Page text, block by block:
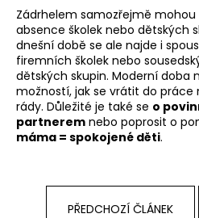
Zádrhelem samozřejmě
absence školek nebo dětských
dnešní době se ale najde i
firemních školek nebo
dětských skupin. Moderní doba
možností, jak se vrátit do
rády. Důležité je také se o
partnerem nebo poprosit o
máma = spokojené děti.
PŘEDCHOZÍ ČLÁNEK